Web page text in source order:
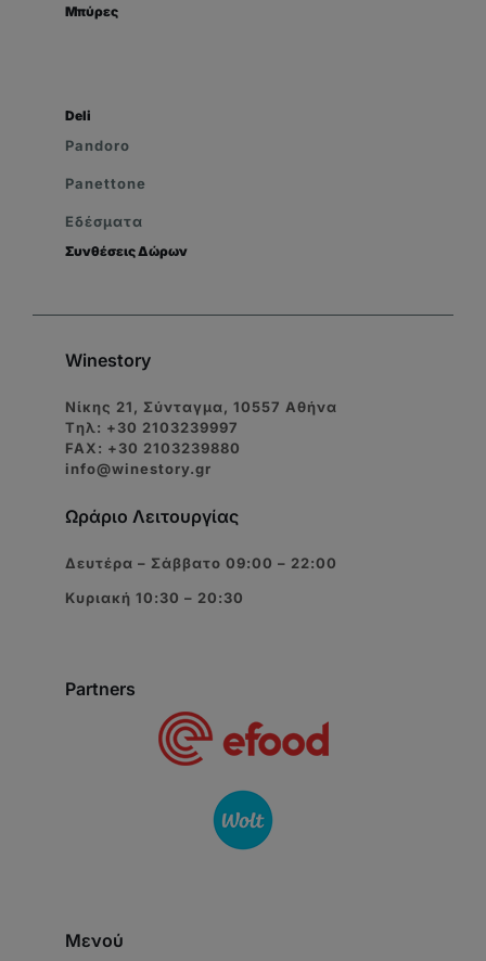
Μπύρες
Deli
Pandoro
Panettone
Εδέσματα
Συνθέσεις Δώρων
Winestory
Νίκης 21, Σύνταγμα, 10557 Αθήνα
Tηλ: +30 2103239997
FAX: +30 2103239880
info@winestory.gr
Ωράριο Λειτουργίας
Δευτέρα – Σάββατο 09:00 – 22:00
Κυριακή 10:30 – 20:30
Partners
Μενού